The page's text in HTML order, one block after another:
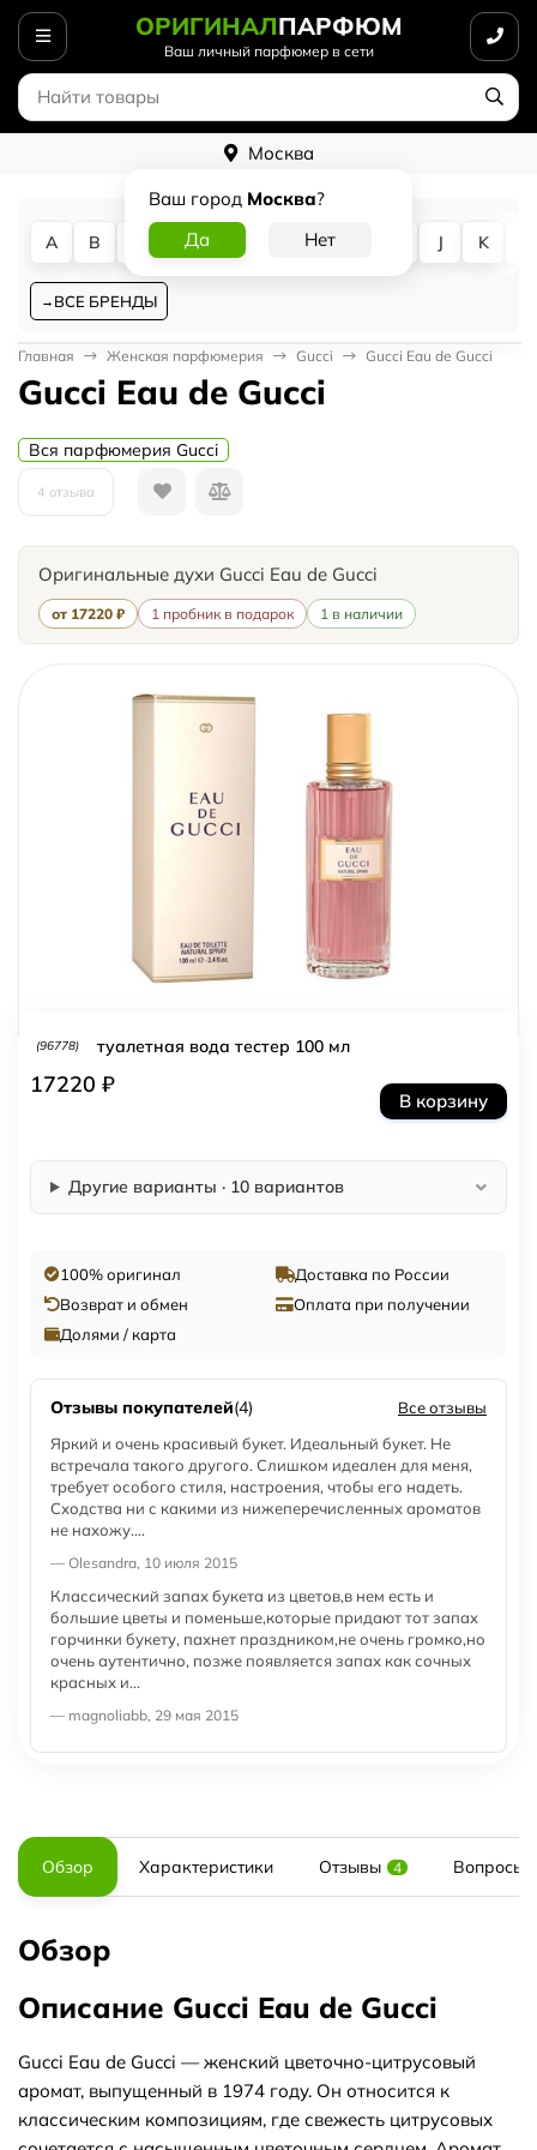
ОРИГИНАЛПАРФЮМ
Ваш личный парфюмер в сети
Москва
Ваш город Москва?
A B D G J K
ВСЕ БРЕНДЫ
Главная Женская парфюмерия Gucci Gucci Eau de Gucci
Gucci Eau de Gucci
Вся парфюмерия Gucci
4 отзыва
Оригинальные духи Gucci Eau de Gucci
от 17220 ₽ 1 пробник в подарок 1 в наличии
(96778) туалетная вода тестер 100 мл
17220 ₽
В корзину
Другие варианты · 10 вариантов
100% оригинал
Доставка по России
Возврат и обмен
Оплата при получении
Долями / карта
Отзывы покупателей(4)
Все отзывы
Яркий и очень красивый букет. Идеальный букет. Не
встречала такого другого. Слишком идеален для меня,
требует особого стиля, настроения, чтобы его надеть.
Сходства ни с какими из нижеперечисленных ароматов
не нахожу....
— Olesandra, 10 июля 2015
Классический запах букета из цветов,в нем есть и
большие цветы и поменьше,которые придают тот запах
горчинки букету, пахнет праздником,не очень громко,но
очень аутентично, позже появляется запах как сочных
красных и...
— magnoliabb, 29 мая 2015
Обзор Характеристики Отзывы 4 Вопросы
Обзор
Описание Gucci Eau de Gucci
Gucci Eau de Gucci — женский цветочно-цитрусовый
аромат, выпущенный в 1974 году. Он относится к
классическим композициям, где свежесть цитрусовых